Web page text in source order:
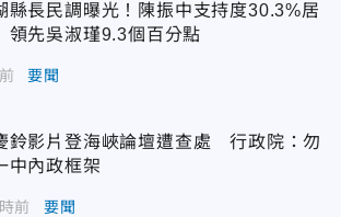
縣長民調曝光！陳振中支持度30.3%居
先吳淑瑾9.3個百分點
要聞
鈴影片登海峽論壇遭查處 行政院：勿
中內政框架
前 要聞